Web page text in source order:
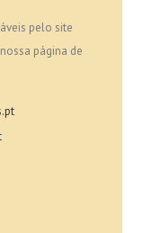
pelo site
página de